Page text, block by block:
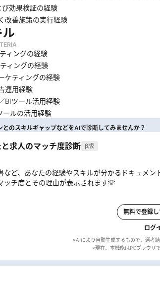
び効果検証の経験
改善施策の実行経験
ィングの経験
ィングの経験
ケティングの経験
運用経験
BIツール活用経験
ールの活用経験
とのスキルギャップなどをAIで診断してみませんか？
と求人のマッチ度診断 β版
など、あなたの経験やスキルが分かるドキュメン
ッチ度とその理由が表示されます💡
無料で登録
ログ
※AIにより自動生成するもので、選考